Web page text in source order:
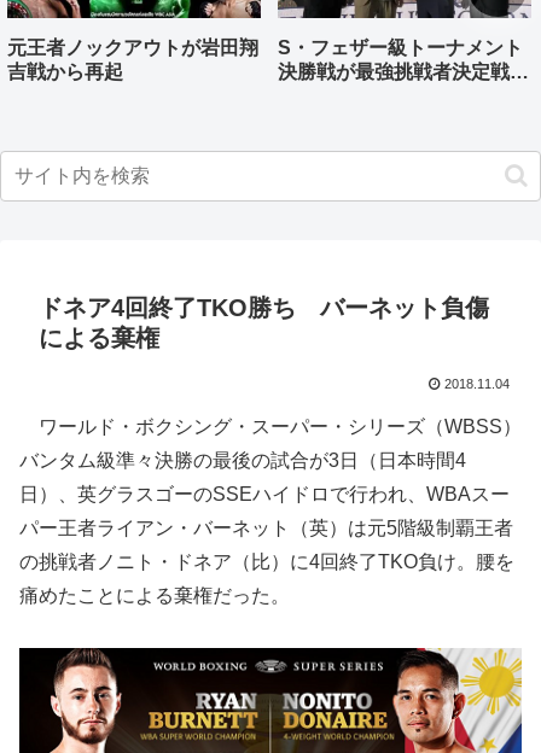
元王者ノックアウトが岩田翔
吉戦から再起
S・フェザー級トーナメント
決勝戦が最強挑戦者決定戦兼
ドネア4回終了TKO勝ち バーネット負傷
による棄権
2018.11.04
ワールド・ボクシング・スーパー・シリーズ（WBSS）
バンタム級準々決勝の最後の試合が3日（日本時間4
日）、英グラスゴーのSSEハイドロで行われ、WBAスー
パー王者ライアン・バーネット（英）は元5階級制覇王者
の挑戦者ノニト・ドネア（比）に4回終了TKO負け。腰を
痛めたことによる棄権だった。